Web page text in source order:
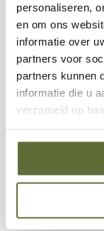
personaliseren,
en om ons
informatie over
partners voor
partners kunnen
informatie die u
verzameld op
Duurzame
Geschikt voor
cooking
Met de Kamado
Ontdek hoe
kan zijn – en
te genieten.